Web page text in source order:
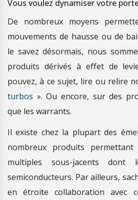
Vous voulez dynamiser votre
De nombreux moyens
mouvements de hausse ou de
le savez désormais, nous
produits dérivés à effet de
pouvez, à ce sujet, lire ou relire
turbos ». Ou encore, sur des
que les warrants.
Il existe chez la plupart des
nombreux produits
multiples sous-jacents dont
semiconducteurs. Par ailleurs,
en étroite collaboration avec